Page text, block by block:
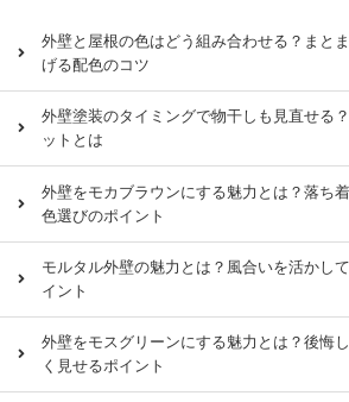
外壁と屋根の色はどう組み合わせる？まと
げる配色のコツ
外壁塗装のタイミングで物干しも見直せる
ットとは
外壁をモカブラウンにする魅力とは？落ち
色選びのポイント
モルタル外壁の魅力とは？風合いを活かし
イント
外壁をモスグリーンにする魅力とは？後悔
く見せるポイント